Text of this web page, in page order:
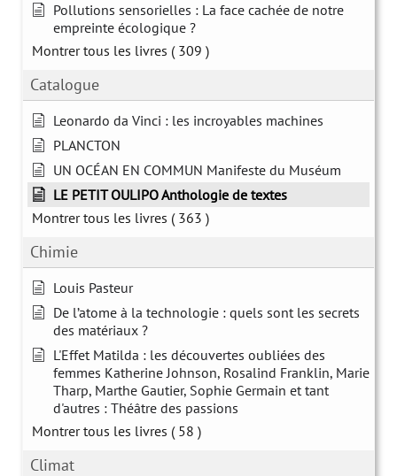
Pollutions sensorielles : La face cachée de notre
empreinte écologique ?
Montrer tous les livres ( 309 )
Catalogue
Leonardo da Vinci : les incroyables machines
PLANCTON
UN OCÉAN EN COMMUN Manifeste du Muséum
LE PETIT OULIPO Anthologie de textes
Montrer tous les livres ( 363 )
Chimie
Louis Pasteur
De l’atome à la technologie : quels sont les secrets
des matériaux ?
L'Effet Matilda : les découvertes oubliées des
femmes Katherine Johnson, Rosalind Franklin, Marie
Tharp, Marthe Gautier, Sophie Germain et tant
d'autres : Théâtre des passions
Montrer tous les livres ( 58 )
Climat